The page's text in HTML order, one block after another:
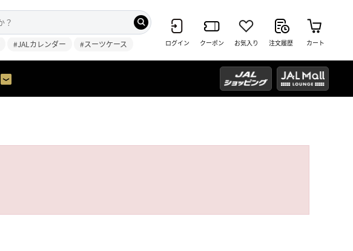
#JALカレンダー #スーツケース ログイン クーポン お気入り 注文履歴 カート